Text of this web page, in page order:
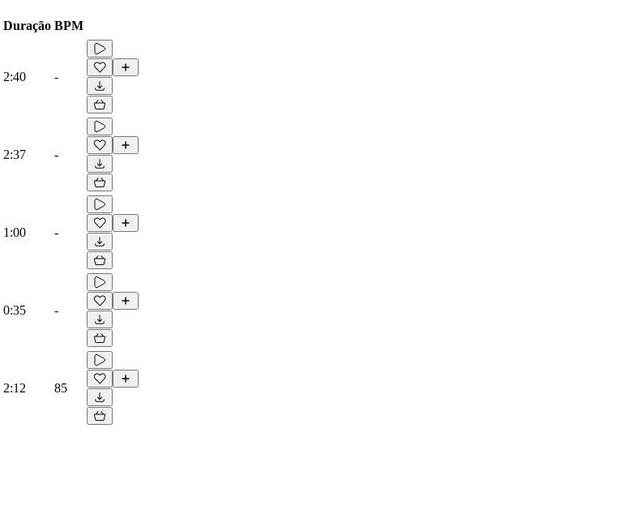
Duração BPM
2:40 -
2:37 -
1:00 -
0:35 -
2:12 85